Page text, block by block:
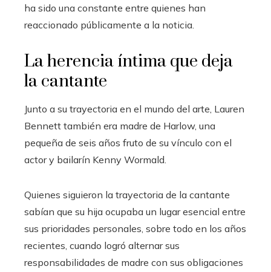
ha sido una constante entre quienes han
reaccionado públicamente a la noticia.
La herencia íntima que deja
la cantante
Junto a su trayectoria en el mundo del arte, Lauren
Bennett también era madre de Harlow, una
pequeña de seis años fruto de su vínculo con el
actor y bailarín Kenny Wormald.
Quienes siguieron la trayectoria de la cantante
sabían que su hija ocupaba un lugar esencial entre
sus prioridades personales, sobre todo en los años
recientes, cuando logró alternar sus
responsabilidades de madre con sus obligaciones